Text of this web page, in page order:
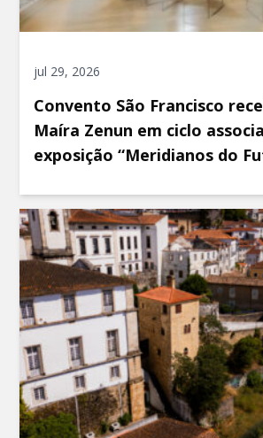
jul 29, 2026
Convento São Francisco
Maíra Zenun em ciclo
exposição “Meridianos do